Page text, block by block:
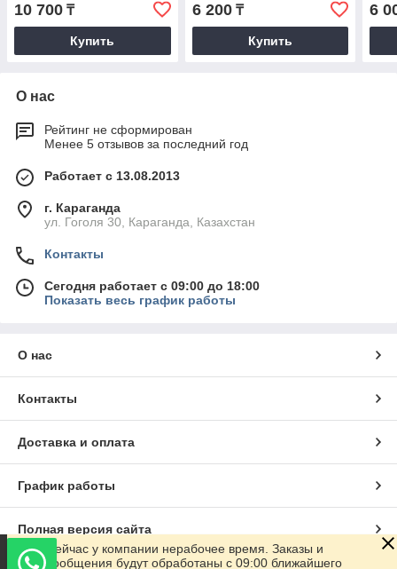
10 700 ₸
Купить
6 200₸
Купить
6
О нас
Рейтинг не сформирован
Менее 5 отзывов за последний год
Работает с 13.08.2013
г. Караганда
ул. Гоголя 30, Караганда, Казахстан
Контакты
Сегодня работает с 09:00 до 18:00
Показать весь график работы
О нас
Контакты
Доставка и оплата
График работы
Полная версия сайта
Сейчас у компании нерабочее время. Заказы и
сообщения будут обработаны с 09:00 ближайшего